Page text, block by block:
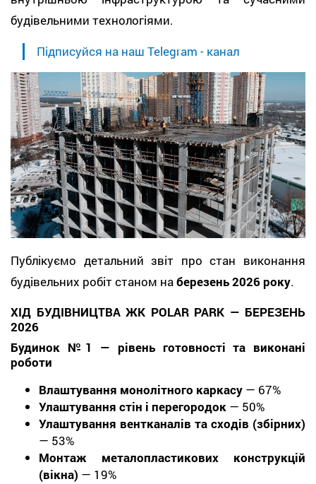
будівельними технологіями.
Підписуйся на наш Telegram - канал
Публікуємо детальний звіт про стан виконання
будівельних робіт станом наберезень 2026 року.
ХІД БУДІВНИЦТВА ЖК POLAR PARK — БЕРЕЗЕНЬ
2026
Будинок №1 — рівень готовності та виконані
роботи
Влаштування монолітного каркасу — 67%
Улаштування стін і перегородок — 50%
Улаштування вентканалів та сходів (збірних)
— 53%
Монтаж металопластикових конструкцій
(вікна) — 19%